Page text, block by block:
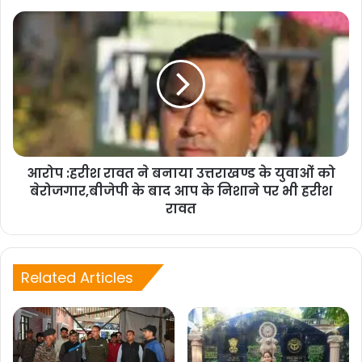
नाजायज तरिकेे से परेशान किया जा रहा है।
सरकारी राशन की दुकानों पर दुर्भावना के तहत मुख्यमंत्री के
इशारे पर कार्रवाही की जा रही है जो की बेहद दुर्भाग्यपूर्ण है,
और मुख्यमंत्री के चंपावत में हार के डर को दर्षाता है।
खटीमा में स्थित फाईबर कंपनी जिसका स्वामित्व मुख्यमंत्री
पुश्कर सिंह धामी के मित्र रस्तोगी के द्वारा किया जा रहा है
उनके द्वारा मुख्यमंत्री के आवास को जानें वाली सड़क को
जोकि आम जनमानस के उपयोगी की भी सड़क है ,उस पर
बड़े बड़े बिजली के खंभे लगाकर सरकारी सड़क को घेरनें का
अधिकारी मौन है, जिसका कारण मुख्यमुत्री की फाईबर
आरोप :हरीश रावत ने बनाया उत्तराखण्ड के युवाओं को
बेरोजगार,बीजेपी के बाद आप के निशाने पर भी हरीश
रावत
Related Articles